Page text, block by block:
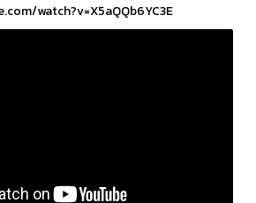
watch?v=X5aQQb6YC3E